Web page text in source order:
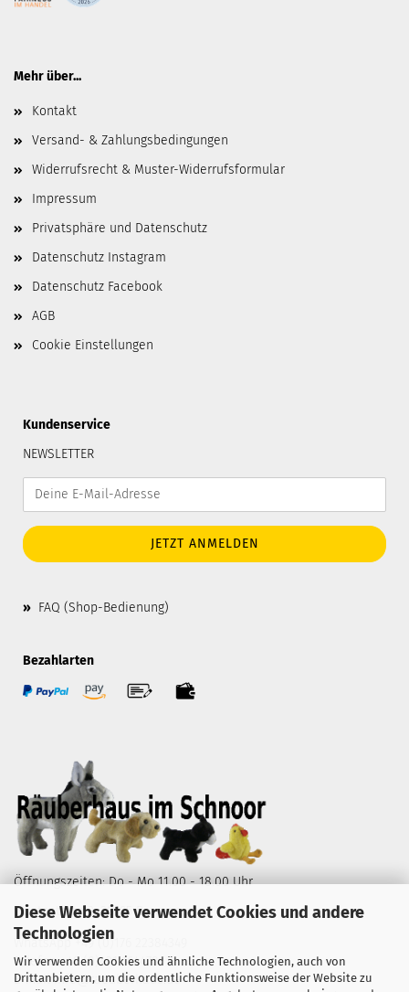
Diese Webseite verwendet Cookies und andere
Technologien
Wir verwenden Cookies und ähnliche Technologien, auch von
Drittanbietern, um die ordentliche Funktionsweise der Website zu
Mehr über...
Kontakt
Versand- & Zahlungsbedingungen
Widerrufsrecht & Muster-Widerrufsformular
Impressum
Privatsphäre und Datenschutz
Datenschutz Instagram
Datenschutz Facebook
AGB
Cookie Einstellungen
Kundenservice
NEWSLETTER
» FAQ (Shop-Bedienung)
Bezahlarten
Öffnungszeiten: Do - Mo 11.00 - 18.00 Uhr
Wüstestätte 2, 28195 Bremen
WhatsApp+49 (0)176 22384349
Telefon+49 (0)421 1644786
E-Mailinfo@raeuberhaus.de